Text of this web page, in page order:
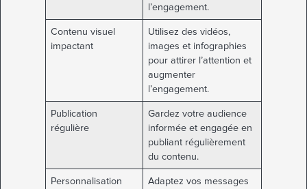
l’engagement.
Contenu visuel
impactant
Utilisez des vidéos,
images et infographies
pour attirer l’attention et
augmenter
l’engagement.
Publication
régulière
Gardez votre audience
informée et engagée en
publiant régulièrement
du contenu.
Personnalisation
Adaptez vos messages